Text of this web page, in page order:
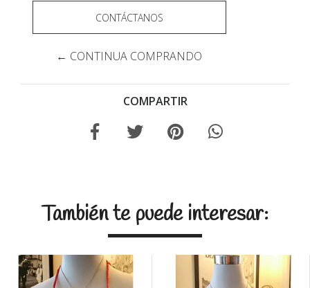
CONTÁCTANOS
← CONTINUA COMPRANDO
COMPARTIR
También te puede interesar: